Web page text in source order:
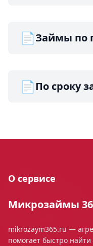
📄Займы по
📄По сроку
О сервисе
Микрозаймы
mikrozaym365.ru —
помогает быстро